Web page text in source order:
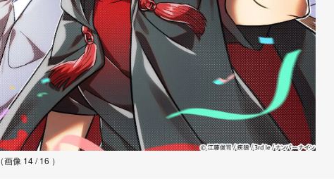
（画像 14 / 16 ）